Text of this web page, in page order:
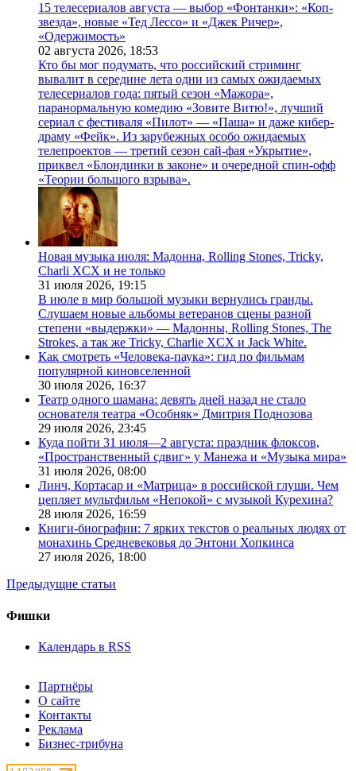
15 телесериалов августа — выбор «Фонтанки»: «Коп-
звезда», новые «Тед Лессо» и «Джек Ричер»,
«Одержимость»
02 августа 2026, 18:53
Кто бы мог подумать, что российский стриминг
вывалит в середине лета одни из самых ожидаемых
телесериалов года: пятый сезон «Мажора»,
паранормальную комедию «Зовите Витю!», лучший
сериал с фестиваля «Пилот» — «Паша» и даже кибер-
драму «Фейк». Из зарубежных особо ожидаемых
телепроектов — третий сезон сай-фая «Укрытие»,
приквел «Блондинки в законе» и очередной спин-офф
«Теории большого взрыва».
Новая музыка июля: Мадонна, Rolling Stones, Tricky,
Charli XCX и не только
31 июля 2026, 19:15
В июле в мир большой музыки вернулись гранды.
Слушаем новые альбомы ветеранов сцены разной
степени «выдержки» — Мадонны, Rolling Stones, The
Strokes, а так же Tricky, Charlie XCX и Jack White.
Как смотреть «Человека-паука»: гид по фильмам
популярной киновселенной
30 июля 2026, 16:37
Театр одного шамана: девять дней назад не стало
основателя театра «Особняк» Дмитрия Поднозова
29 июля 2026, 23:45
Куда пойти 31 июля—2 августа: праздник флоксов,
«Пространственный сдвиг» у Манежа и «Музыка мира»
31 июля 2026, 08:00
Линч, Кортасар и «Матрица» в российской глуши. Чем
цепляет мультфильм «Непокой» с музыкой Курехина?
28 июля 2026, 16:59
Книги-биографии: 7 ярких текстов о реальных людях от
монахинь Средневековья до Энтони Хопкинса
27 июля 2026, 18:00
Предыдущие статьи
Фишки
Календарь в RSS
Партнёры
О сайте
Контакты
Реклама
Бизнес-трибуна